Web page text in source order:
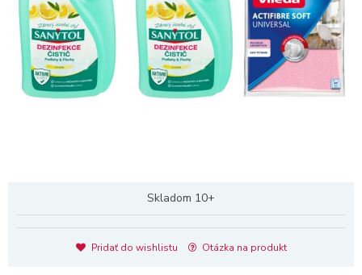
Skladom 10+
Pridať do wishlistu Otázka na produkt